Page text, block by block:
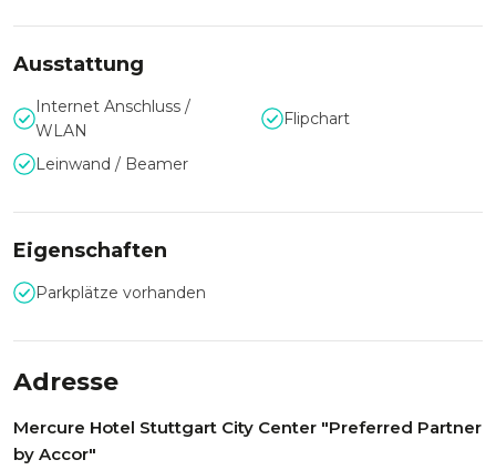
Ausstattung
Internet Anschluss /
WLAN
Flipchart
Leinwand / Beamer
Eigenschaften
Parkplätze vorhanden
Adresse
Mercure Hotel Stuttgart City Center "Preferred Partner
by Accor"